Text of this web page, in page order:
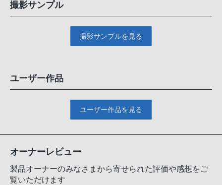
撮影サンプル
撮影サンプルを見る
ユーザー作品
ユーザー作品を見る
オーナーレビュー
製品オーナーのみなさまから寄せられた評価や感想をご
覧いただけます